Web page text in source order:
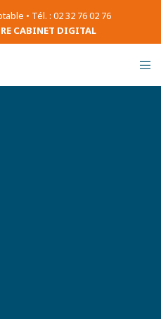
• Tél. : 02 32 76 02 76
CABINET DIGITAL